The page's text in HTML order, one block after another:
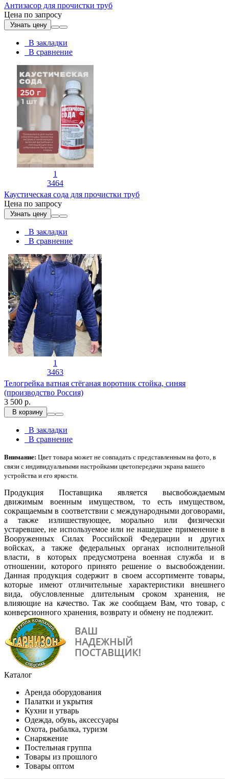
Антизасор для прочистки труб
Цена по запросу
Узнать цену
В закладки
В сравнение
1
3464
Каустическая сода для прочистки труб
Цена по запросу
Узнать цену
В закладки
В сравнение
1
3463
Телогрейка ватная стёганая воротник стойка, синяя
(производство Россия)
3 500 р.
В корзину
В закладки
В сравнение
Внимание: Цвет товара может не совпадать с представленным на фото, в
связи с индивидуальными настройками цветопередачи экрана вашего
устройства и его яркости.
Продукция Поставщика является высвобождаемым
движимым военным имуществом, то есть имуществом,
сокращаемым в соответствии с международными договорами,
а также излишествующее, морально или физически
устаревшее, не используемое или не нашедшее применение в
Вооруженных Силах Российской Федерации и других
войсках, а также федеральных органах исполнительной
власти, в которых предусмотрена военная служба и в
отношении, которого принято решение о высвобождении.
Данная продукция содержит в своем ассортименте товары,
которые имеют отличительные характеристики внешнего
вида, обусловленные длительным сроком хранения, не
влияющие на качество. Так же сообщаем Вам, что товар, с
конверсионного хранения, возврату и обмену не подлежит.
Каталог
Аренда оборудования
Палатки и укрытия
Кухни и утварь
Одежда, обувь, аксессуары
Охота, рыбалка, туризм
Снаряжение
Постельная группа
Товары из прошлого
Товары оптом